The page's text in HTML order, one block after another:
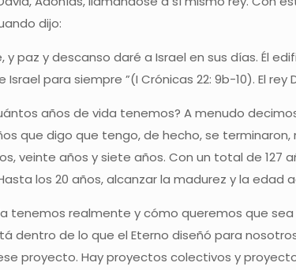
dijo:
paz y descanso daré a Israel en sus días. Él
para siempre ”(I Crónicas 22: 9b-10). El
años de vida tenemos? A menudo
que digo que tengo, de hecho, se
veinte años y siete años. Con un total de
los 20 años, alcanzar la madurez y la edad
tenemos realmente y cómo queremos que
dentro de lo que el Eterno diseñó para
proyecto. Hay proyectos colectivos y